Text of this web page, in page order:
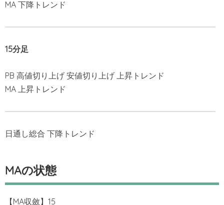
MA 下降トレンド
15分足
PB 高値切り上げ 安値切り上げ 上昇トレンド
MA 上昇トレンド
日通し総合 下降トレンド
MAの状態
【MA収斂】15